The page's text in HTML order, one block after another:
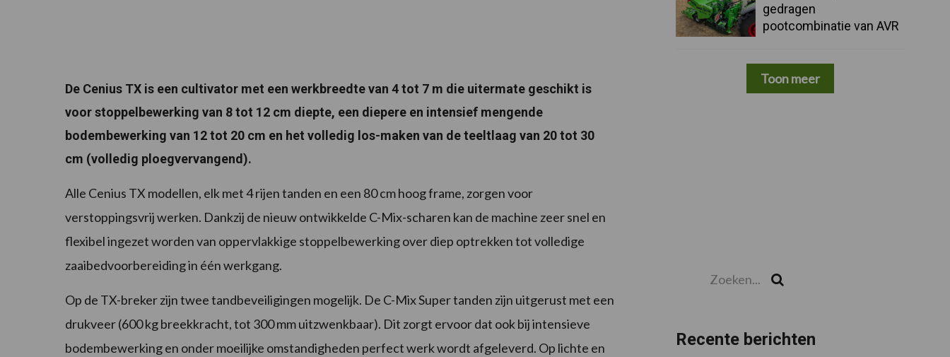
De Cenius TX is een cultivator met een werkbreedte van 4 tot 7 m die uitermate geschikt is
voor stoppelbewerking van 8 tot 12 cm diepte, een diepere en intensief mengende
bodembewerking van 12 tot 20 cm en het volledig los-maken van de teeltlaag van 20 tot 30
cm (volledig ploegvervangend).
Alle Cenius TX modellen, elk met 4 rijen tanden en een 80 cm hoog frame, zorgen voor
verstoppingsvrij werken. Dankzij de nieuw ontwikkelde C-Mix-scharen kan de machine zeer snel en
flexibel ingezet worden van oppervlakkige stoppelbewerking over diep optrekken tot volledige
zaaibedvoorbereiding in één werkgang.
Op de TX-breker zijn twee tandbeveiligingen mogelijk. De C-Mix Super tanden zijn uitgerust met een
drukveer (600 kg breekkracht, tot 300 mm uitzwenkbaar). Dit zorgt ervoor dat ook bij intensieve
bodembewerking en onder moeilijke omstandigheden perfect werk wordt afgeleverd. Op lichte en
gedragen
pootcombinatie van AVR
Toon meer
Recente berichten